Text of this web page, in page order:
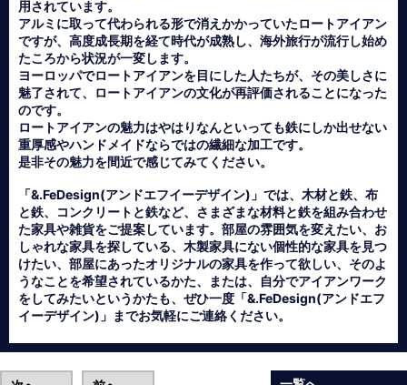
用されています。
アルミに取って代わられる形で消えかかっていたロートアイアン
ですが、高度成長期を経て時代が成熟し、海外旅行が流行し始め
たころから状況が一変します。
ヨーロッパでロートアイアンを目にした人たちが、その美しさに
魅了されて、ロートアイアンの文化が再評価されることになった
のです。
ロートアイアンの魅力はやはりなんといっても鉄にしか出せない
重厚感やハンドメイドならではの繊細な加工です。
是非その魅力を間近で感じてみてください。
「&.FeDesign(アンドエフイーデザイン)」では、木材と鉄、布
と鉄、コンクリートと鉄など、さまざまな材料と鉄を組み合わせ
た家具や雑貨をご提案しています。部屋の雰囲気を変えたい、お
しゃれな家具を探している、木製家具にない個性的な家具を見つ
けたい、部屋にあったオリジナルの家具を作って欲しい、そのよ
うなことを希望されているかた、または、自分でアイアンワーク
をしてみたいというかたも、ぜひ一度「&.FeDesign(アンドエフ
イーデザイン)」までお気軽にご連絡ください。